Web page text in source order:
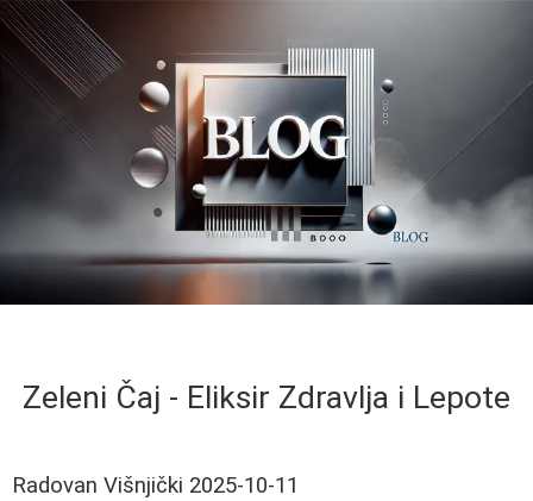
Zeleni Čaj - Eliksir Zdravlja i Lepote
Radovan Višnjički 2025-10-11